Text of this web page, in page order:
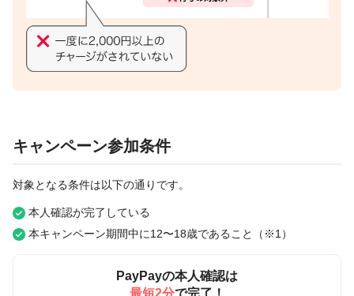
キャンペーン参加条件
対象となる条件は以下の通りです。
本人確認が完了している
本キャンペーン期間中に12〜18歳であること（※1）
PayPayの本人確認は